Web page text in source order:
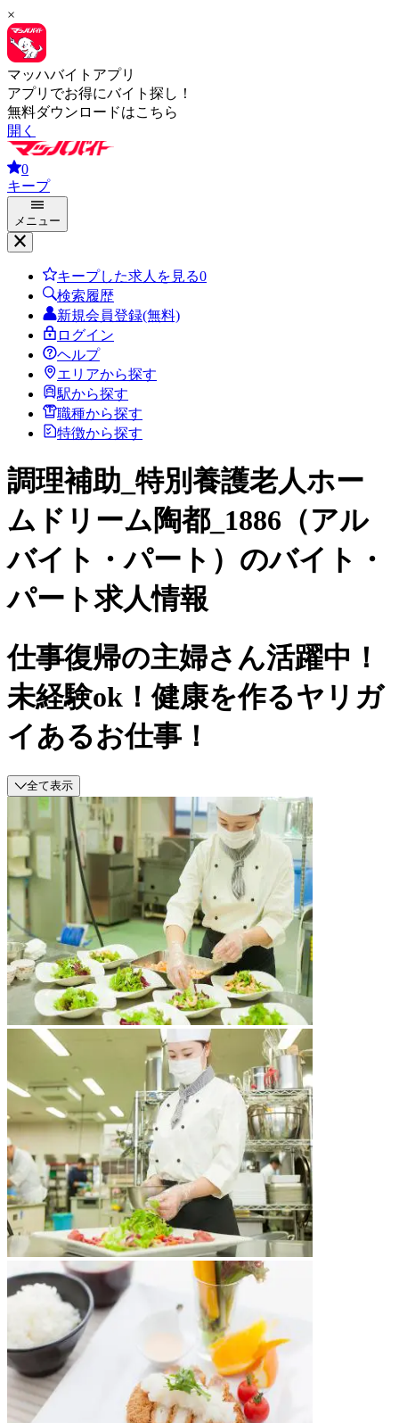
×
マッハバイトアプリ
アプリでお得にバイト探し！
無料ダウンロードはこちら
開く
0
キープ
メニュー
キープした求人を見る0
検索履歴
新規会員登録(無料)
ログイン
ヘルプ
エリアから探す
駅から探す
職種から探す
特徴から探す
調理補助_特別養護老人ホー
ムドリーム陶都_1886（アル
バイト・パート）のバイト・
パート求人情報
仕事復帰の主婦さん活躍中！
未経験ok！健康を作るヤリガ
イあるお仕事！
全て表示